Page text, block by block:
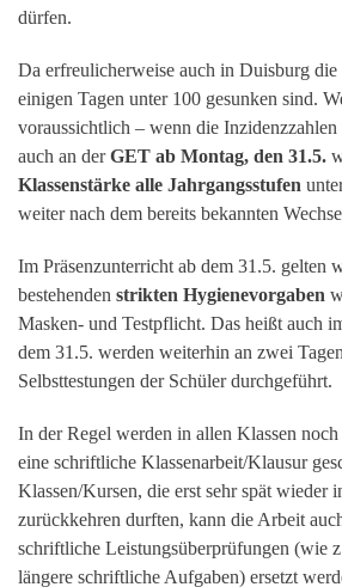
dürfen.
Da erfreulicherweise auch in Duisburg die
einigen Tagen unter 100 gesunken sind.
voraussichtlich – wenn die
auch an derGET ab Montag, den 31.5.
Klassenstärke alle Jahrgangsstufen
weiter nach dem bereits bekannten
Im Präsenzunterricht ab dem 31.5. gelten
bestehenden strikten Hygienevorgaben
Masken- und Testpflicht. Das heißt auch
dem 31.5. werden weiterhin an zwei
Selbsttestungen der Schüler durchgeführt.
In der Regel werden in allen Klassen
eine schriftliche Klassenarbeit/Klausur
Klassen/Kursen, die erst sehr spät wieder
zurückkehren durften, kann die Arbeit
schriftliche Leistungsüberprüfungen (wie
längere schriftliche Aufgaben) ersetzt